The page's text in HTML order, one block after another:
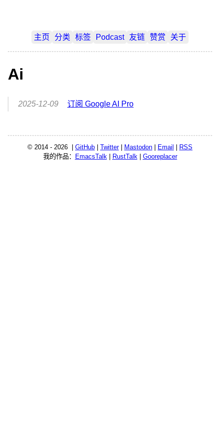
主页 分类 标签 Podcast 友链 赞赏 关于
Ai
2025-12-09 订阅 Google AI Pro
© 2014 - 2026 | GitHub Twitter| Mastodon Email
RSS
我的作品：
EmacsTalk| RustTalk| Gooreplacer